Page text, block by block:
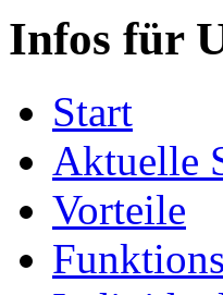
Infos für
Start
Aktuelle
Vorteile